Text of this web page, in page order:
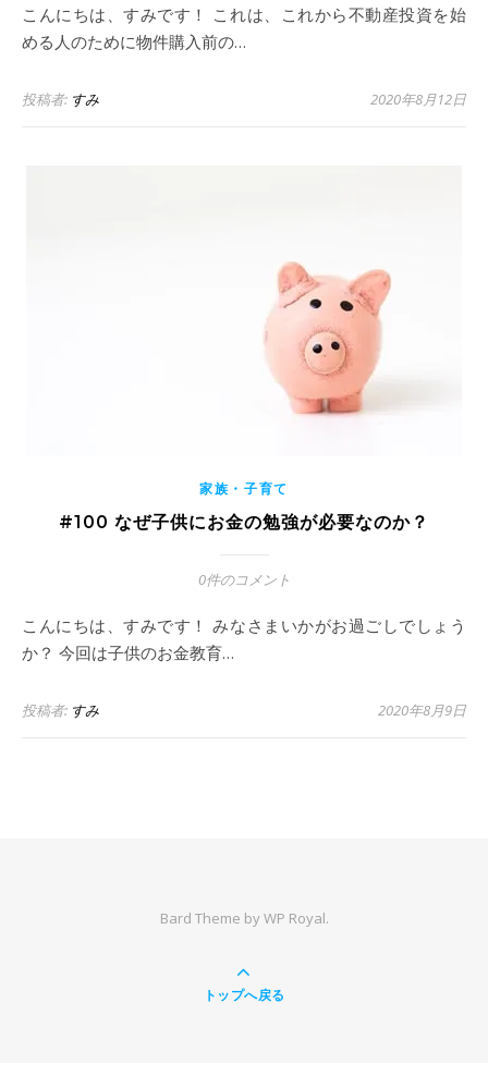
こんにちは、すみです！ これは、これから不動産投資を始
める人のために物件購入前の…
投稿者: すみ 2020年8月12日
家族・子育て
#100 なぜ子供にお金の勉強が必要なのか？
0件のコメント
こんにちは、すみです！ みなさまいかがお過ごしでしょう
か？ 今回は子供のお金教育…
投稿者: すみ 2020年8月9日
Bard Theme byWP Royal.
トップへ戻る